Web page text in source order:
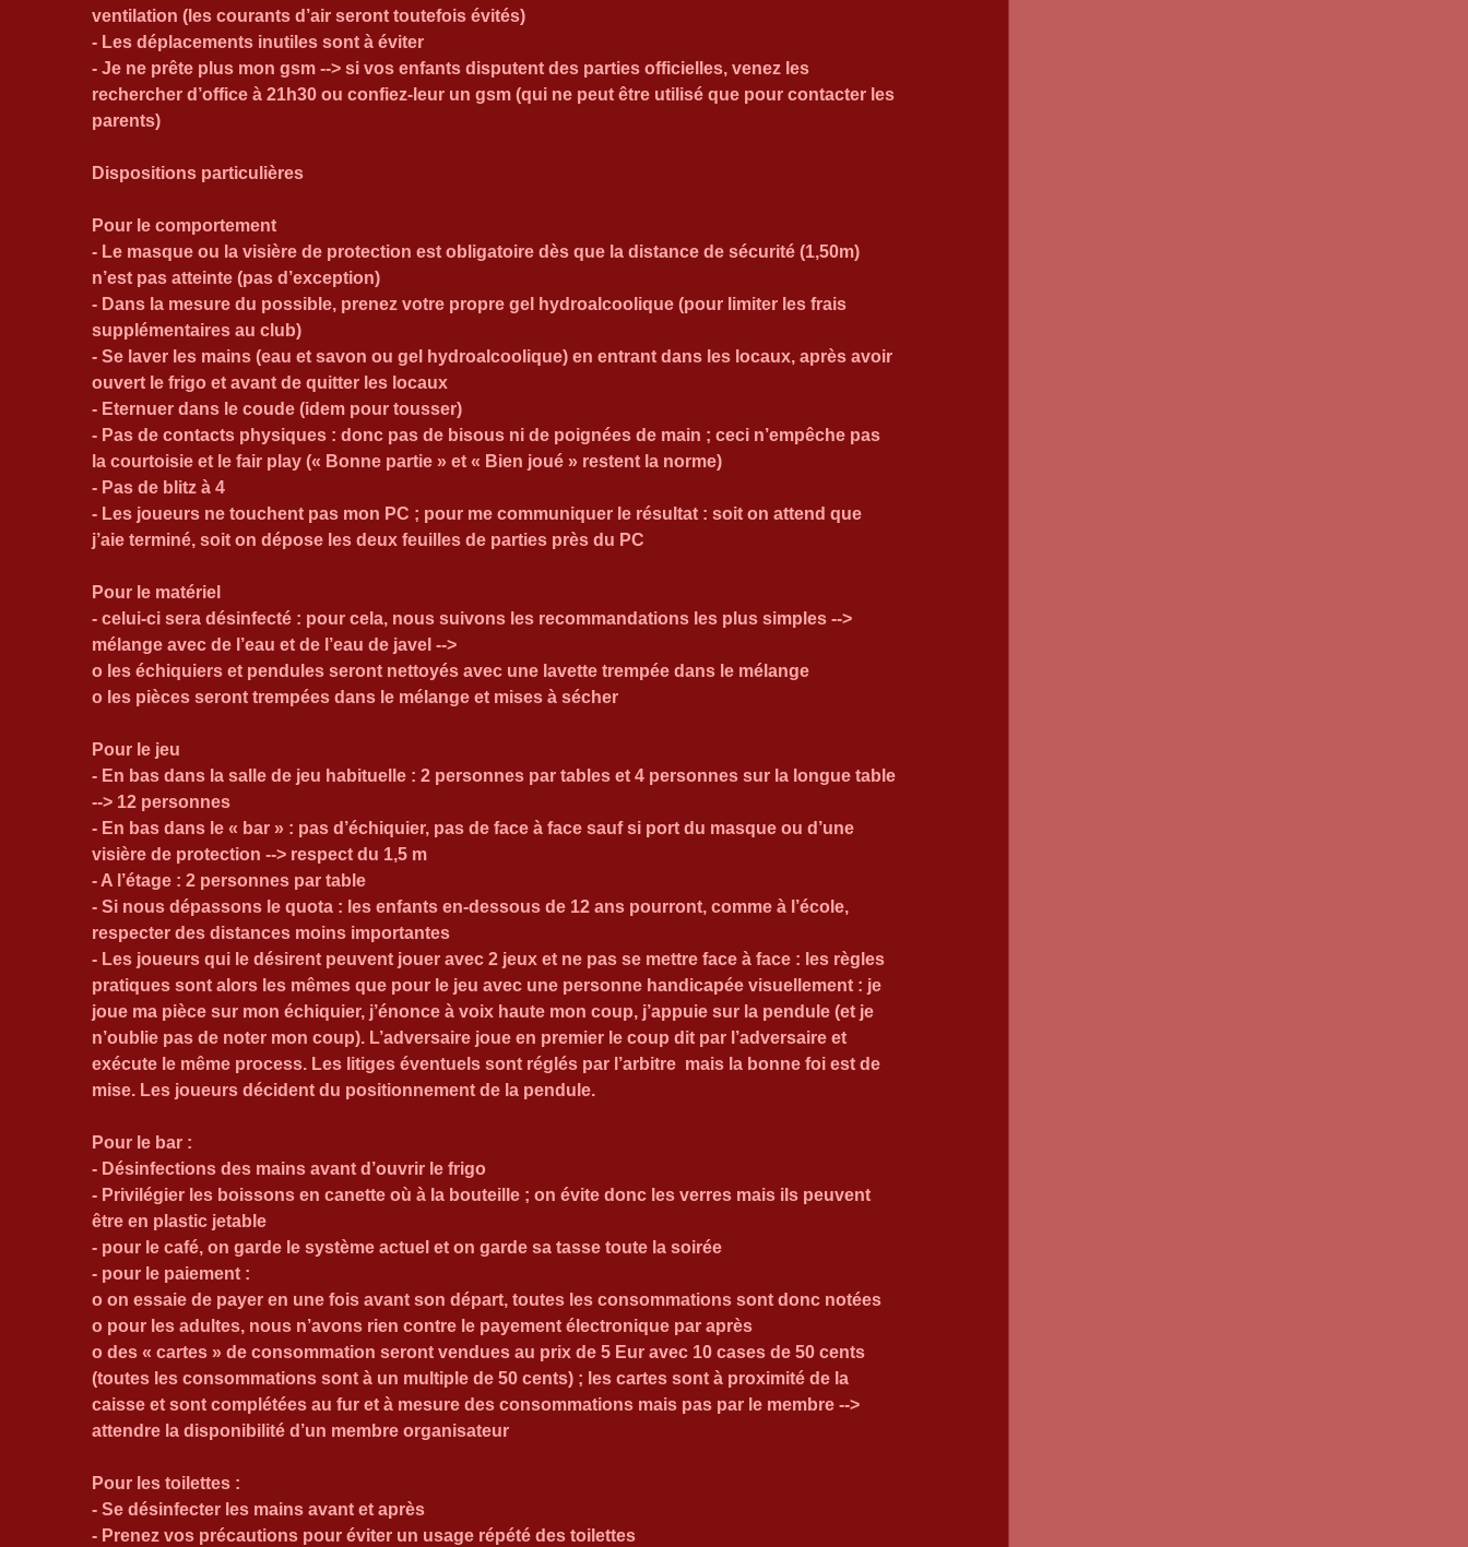
ventilation (les courants d’air seront toutefois évités)
- Les déplacements inutiles sont à éviter
- Je ne prête plus mon gsm --> si vos enfants disputent des parties officielles, venez les
rechercher d’office à 21h30 ou confiez-leur un gsm (qui ne peut être utilisé que pour contacter les
parents)
Dispositions particulières
Pour le comportement
- Le masque ou la visière de protection est obligatoire dès que la distance de sécurité (1,50m)
n’est pas atteinte (pas d’exception)
- Dans la mesure du possible, prenez votre propre gel hydroalcoolique (pour limiter les frais
supplémentaires au club)
- Se laver les mains (eau et savon ou gel hydroalcoolique) en entrant dans les locaux, après avoir
ouvert le frigo et avant de quitter les locaux
- Eternuer dans le coude (idem pour tousser)
- Pas de contacts physiques : donc pas de bisous ni de poignées de main ; ceci n’empêche pas
la courtoisie et le fair play (« Bonne partie » et « Bien joué » restent la norme)
- Pas de blitz à 4
- Les joueurs ne touchent pas mon PC ; pour me communiquer le résultat : soit on attend que
j’aie terminé, soit on dépose les deux feuilles de parties près du PC
Pour le matériel
- celui-ci sera désinfecté : pour cela, nous suivons les recommandations les plus simples -->
mélange avec de l’eau et de l’eau de javel -->
o les échiquiers et pendules seront nettoyés avec une lavette trempée dans le mélange
o les pièces seront trempées dans le mélange et mises à sécher
Pour le jeu
- En bas dans la salle de jeu habituelle : 2 personnes par tables et 4 personnes sur la longue table
--> 12 personnes
- En bas dans le « bar » : pas d’échiquier, pas de face à face sauf si port du masque ou d’une
visière de protection --> respect du 1,5 m
- A l’étage : 2 personnes par table
- Si nous dépassons le quota : les enfants en-dessous de 12 ans pourront, comme à l’école,
respecter des distances moins importantes
- Les joueurs qui le désirent peuvent jouer avec 2 jeux et ne pas se mettre face à face : les règles
pratiques sont alors les mêmes que pour le jeu avec une personne handicapée visuellement : je
joue ma pièce sur mon échiquier, j’énonce à voix haute mon coup, j’appuie sur la pendule (et je
n’oublie pas de noter mon coup). L’adversaire joue en premier le coup dit par l’adversaire et
exécute le même process. Les litiges éventuels sont réglés par l’arbitre  mais la bonne foi est de
mise. Les joueurs décident du positionnement de la pendule.
Pour le bar :
- Désinfections des mains avant d’ouvrir le frigo
- Privilégier les boissons en canette où à la bouteille ; on évite donc les verres mais ils peuvent
être en plastic jetable
- pour le café, on garde le système actuel et on garde sa tasse toute la soirée
- pour le paiement :
o on essaie de payer en une fois avant son départ, toutes les consommations sont donc notées
o pour les adultes, nous n’avons rien contre le payement électronique par après
o des « cartes » de consommation seront vendues au prix de 5 Eur avec 10 cases de 50 cents
(toutes les consommations sont à un multiple de 50 cents) ; les cartes sont à proximité de la
caisse et sont complétées au fur et à mesure des consommations mais pas par le membre -->
attendre la disponibilité d’un membre organisateur
Pour les toilettes :
- Se désinfecter les mains avant et après
- Prenez vos précautions pour éviter un usage répété des toilettes